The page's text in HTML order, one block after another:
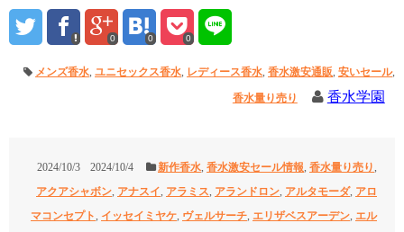
0 0 0
メンズ香水, ユニセックス香水, レディース香水, 香水激安通販, 安いセール,
香水量り売り 香水学園
2024/10/3 2024/10/4 新作香水, 香水激安セール情報, 香水量り売り,
アクアシャボン, アナスイ, アラミス, アランドロン, アルタモーダ, アロ
マコンセプト, イッセイミヤケ, ヴェルサーチ, エリザベスアーデン, エル